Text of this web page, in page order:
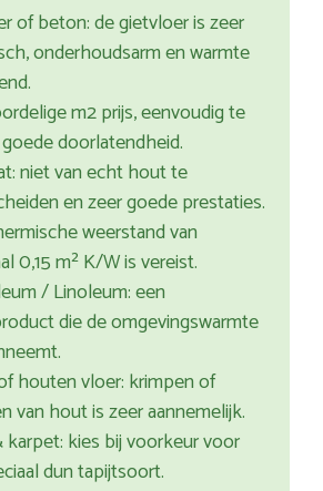
of beton: de gietvloer is zeer
onderhoudsarm en warmte
m2 prijs, eenvoudig te
doorlatendheid.
niet van echt hout te
en zeer goede prestaties.
weerstand van
0,15 m² K/W is vereist.
/ Linoleum: een
die de omgevingswarmte
houten vloer: krimpen of
van hout is zeer aannemelijk.
kies bij voorkeur voor
dun tapijtsoort.